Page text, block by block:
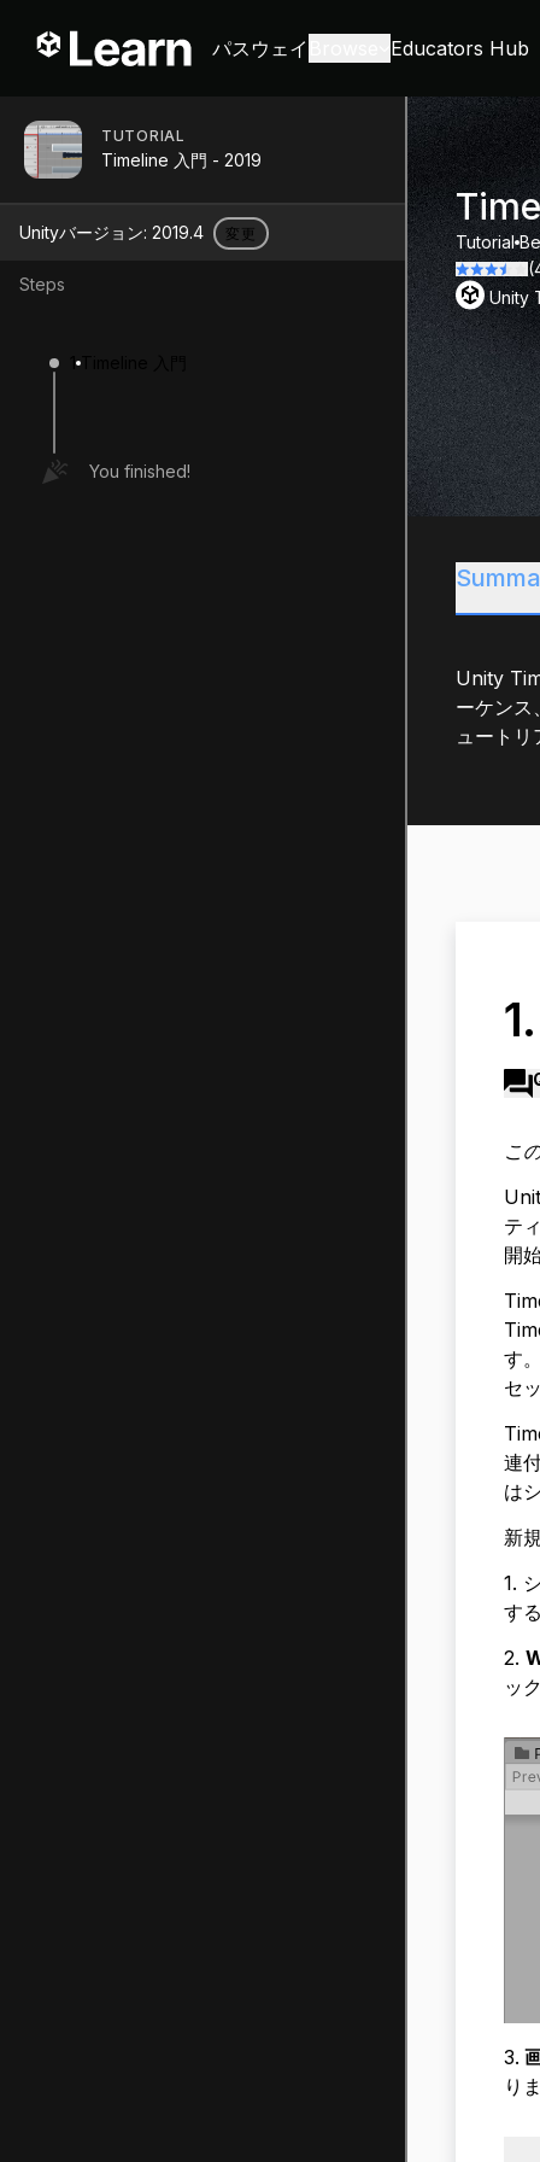
パスウェイ Educators Hub
TUTORIAL
Timeline 入門 - 2019
Unityバージョン: 2019.4 変更
Steps
You finished!
Tutorial
(
Unity
Unity
ーケンス
ュートリ
こ
テ
開
す
セ
連
は
新
1.
す
2.
ッ
3.
り